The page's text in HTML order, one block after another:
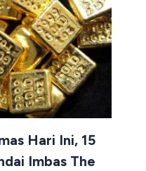
Hari Ini, 15
Imbas The